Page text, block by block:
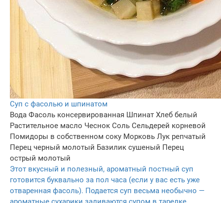
Суп с фасолью и шпинатом
Вода Фасоль консервированная Шпинат Хлеб белый
Растительное масло Чеснок Соль Сельдерей корневой
Помидоры в собственном соку Морковь Лук репчатый
Перец черный молотый Базилик сушеный Перец
острый молотый
Этот вкусный и полезный, ароматный постный суп
готовится буквально за пол часа (если у вас есть уже
отваренная фасоль). Подается суп весьма необычно —